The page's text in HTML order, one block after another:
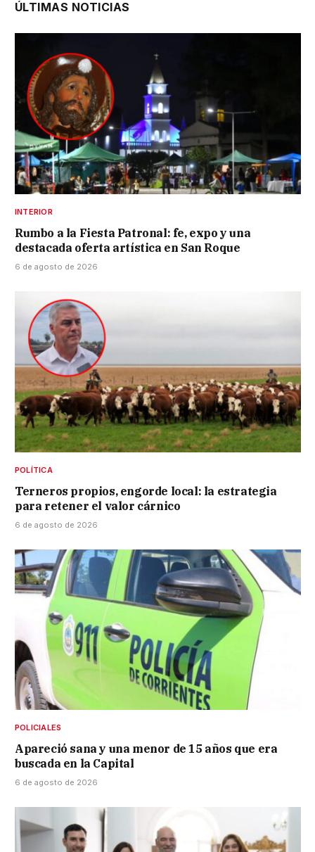
ÚLTIMAS NOTICIAS
INTERIOR
Rumbo a la Fiesta Patronal: fe, expo y una
destacada oferta artística en San Roque
6 de agosto de 2026
POLÍTICA
Terneros propios, engorde local: la estrategia
para retener el valor cárnico
6 de agosto de 2026
POLICIALES
Apareció sana y una menor de 15 años que era
buscada en la Capital
6 de agosto de 2026